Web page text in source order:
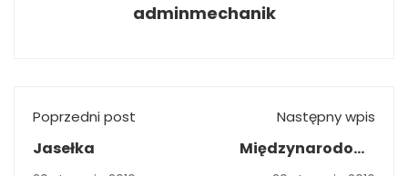
adminmechanik
Poprzedni post
Jasełka
Następny wpis
Międzynarodowy
Projekt Kamienie